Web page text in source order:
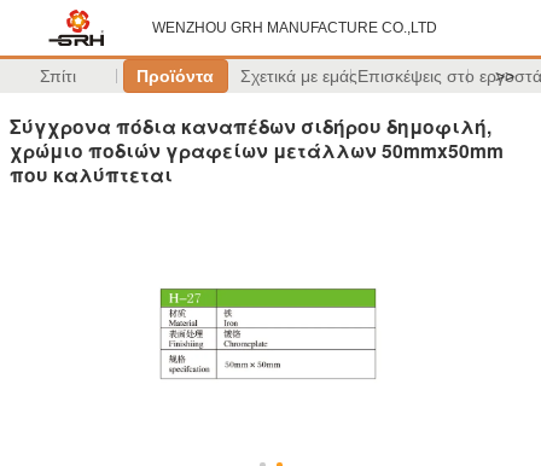
WENZHOU GRH MANUFACTURE CO.,LTD
Σπίτι Προϊόντα Σχετικά με εμάςΕπισκέψεις στο >>
Σύγχρονα πόδια καναπέδων σιδήρου δημοφιλή,
χρώμιο ποδιών γραφείων μετάλλων 50mmx50mm
που καλύπτεται